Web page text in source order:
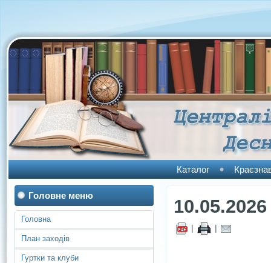
Каталог
Головне меню
Головна
План заходів
Гуртки та клуби
10.05.2026
| |